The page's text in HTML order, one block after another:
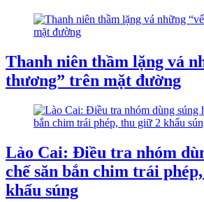
Thanh niên thầm lặng vá
thương” trên mặt đường
Lào Cai: Điều tra nhóm
chế săn bắn chim trái
khẩu súng